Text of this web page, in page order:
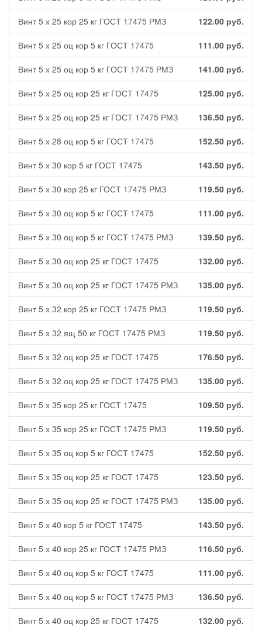
Винт 5 х 25 кор 25 кг ГОСТ 17475 РМЗ 122.00 руб.
Винт 5 х 25 оц кор 5 кг ГОСТ 17475 111.00 руб.
Винт 5 х 25 оц кор 5 кг ГОСТ 17475 РМЗ 141.00 руб.
Винт 5 х 25 оц кор 25 кг ГОСТ 17475 125.00 руб.
Винт 5 х 25 оц кор 25 кг ГОСТ 17475 РМЗ 136.50 руб.
Винт 5 х 28 оц кор 5 кг ГОСТ 17475 152.50 руб.
Винт 5 х 30 кор 5 кг ГОСТ 17475 143.50 руб.
Винт 5 х 30 кор 25 кг ГОСТ 17475 РМЗ 119.50 руб.
Винт 5 х 30 оц кор 5 кг ГОСТ 17475 111.00 руб.
Винт 5 х 30 оц кор 5 кг ГОСТ 17475 РМЗ 139.50 руб.
Винт 5 х 30 оц кор 25 кг ГОСТ 17475 132.00 руб.
Винт 5 х 30 оц кор 25 кг ГОСТ 17475 РМЗ 135.00 руб.
Винт 5 х 32 кор 25 кг ГОСТ 17475 РМЗ 119.50 руб.
Винт 5 х 32 ящ 50 кг ГОСТ 17475 РМЗ 119.50 руб.
Винт 5 х 32 оц кор 25 кг ГОСТ 17475 176.50 руб.
Винт 5 х 32 оц кор 25 кг ГОСТ 17475 РМЗ 135.00 руб.
Винт 5 х 35 кор 25 кг ГОСТ 17475 109.50 руб.
Винт 5 х 35 кор 25 кг ГОСТ 17475 РМЗ 119.50 руб.
Винт 5 х 35 оц кор 5 кг ГОСТ 17475 152.50 руб.
Винт 5 х 35 оц кор 25 кг ГОСТ 17475 123.50 руб.
Винт 5 х 35 оц кор 25 кг ГОСТ 17475 РМЗ 135.00 руб.
Винт 5 х 40 кор 5 кг ГОСТ 17475 143.50 руб.
Винт 5 х 40 кор 25 кг ГОСТ 17475 РМЗ 116.50 руб.
Винт 5 х 40 оц кор 5 кг ГОСТ 17475 111.00 руб.
Винт 5 х 40 оц кор 5 кг ГОСТ 17475 РМЗ 136.50 руб.
Винт 5 х 40 оц кор 25 кг ГОСТ 17475 132.00 руб.